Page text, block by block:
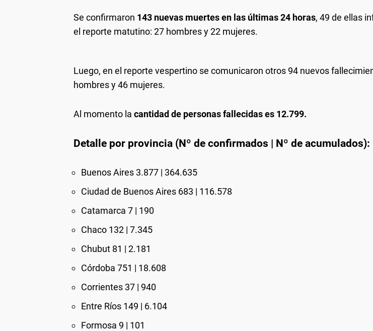
Se confirmaron 143 nuevas muertes en las últimas 24 horas, 49 de ellas
el reporte matutino: 27 hombres y 22 mujeres.
Luego, en el reporte vespertino se comunicaron otros 94 nuevos
hombres y 46 mujeres.
Al momento la cantidad de personas fallecidas es 12.799.
Detalle por provincia (Nº de confirmados | Nº de acumulados):
Buenos Aires 3.877 | 364.635
Ciudad de Buenos Aires 683 | 116.578
Catamarca 7 | 190
Chaco 132 | 7.345
Chubut 81 | 2.181
Córdoba 751 | 18.608
Corrientes 37 | 940
Entre Ríos 149 | 6.104
Formosa 9 | 101